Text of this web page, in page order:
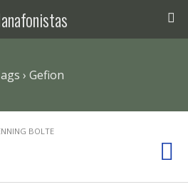
› Gefion
BOLTE